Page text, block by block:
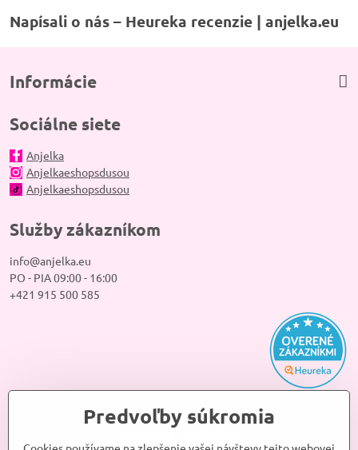
Napísali o nás – Heureka recenzie | anjelka.eu
Informácie
Sociálne siete
Anjelka
Anjelkaeshopsdusou
Anjelkaeshopsdusou
Služby zákazníkom
info@anjelka.eu
PO - PIA 09:00 - 16:00
+421 915 500 585
Predvoľby súkromia